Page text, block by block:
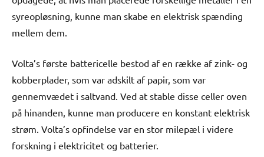
syreopløsning, kunne man skabe en elektrisk spænding
mellem dem.
Volta’s første battericelle bestod af en række af zink- og
kobberplader, som var adskilt af papir, som var
gennemvædet i saltvand. Ved at stable disse celler oven
på hinanden, kunne man producere en konstant elektrisk
strøm. Volta’s opfindelse var en stor milepæl i videre
forskning i elektricitet og batterier.